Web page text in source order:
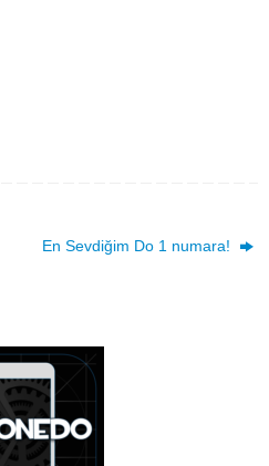
En Sevdiğim Do 1 numara!